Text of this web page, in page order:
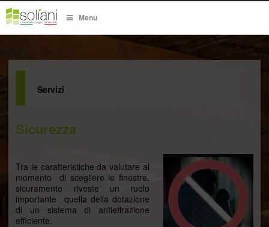
Menu
Servizi
Sicurezza
Tra le caratteristiche da valutare al
momento di scegliere le finestre,
sicuramente riveste un ruolo
importante quella della dotazione
di un sistema di antieffrazione
efficiente.